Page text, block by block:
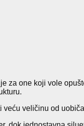
one koji vole
veću veličinu od